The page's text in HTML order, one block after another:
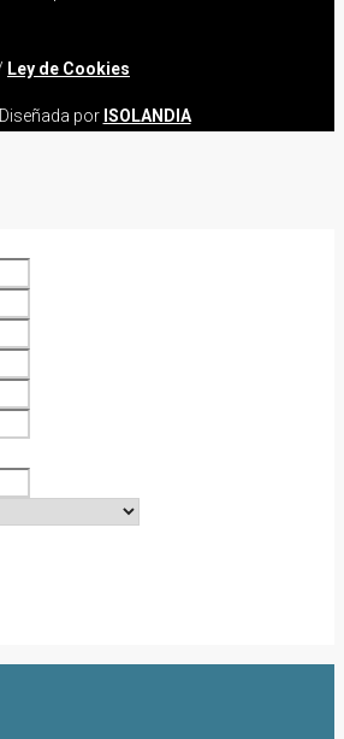
Ley de Cookies
por ISOLANDIA